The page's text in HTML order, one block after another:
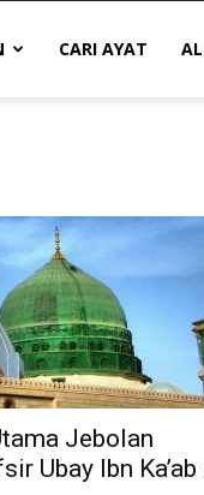
CARI AYAT
Jebolan
Ubay Ibn Ka’ab